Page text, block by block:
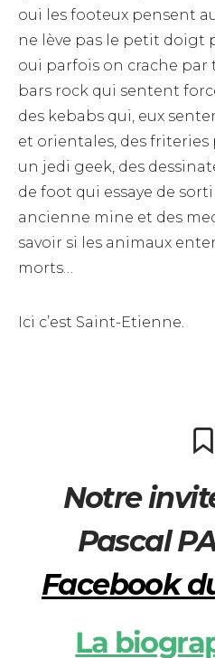
oui les footeux pensent
ne lève pas le petit doigt
oui parfois on crache par
bars rock qui sentent
des kebabs qui, eux
et orientales, des
un jedi geek, des
de foot qui essaye de
ancienne mine et des
savoir si les animaux
morts…
Ici c’est Saint-Etienne.
Notre
Pascal
Facebook
La